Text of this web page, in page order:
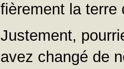
fièrement la terre
Justement,
avez changé de